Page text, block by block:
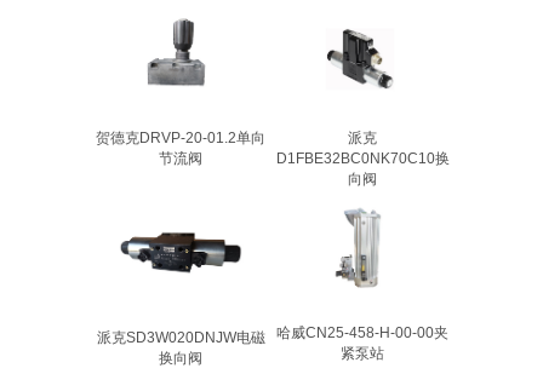
贺德克DRVP-20-01.2单向
节流阀
派克
D1FBE32BC0NK70C10换
向阀
派克SD3W020DNJW电磁
换向阀
哈威CN25-458-H-00-00夹
紧泵站